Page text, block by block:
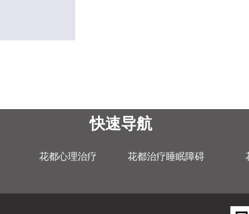
快速导航
花都心理治疗 花都治疗睡眠障碍